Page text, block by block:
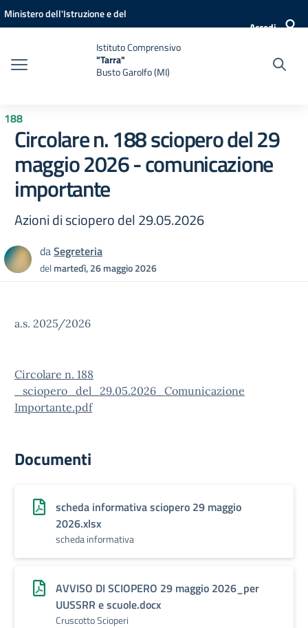
Vai ai contenuti
Vai al menu di navigazione
Vai al footer
Ministero dell'Istruzione e del
Accedi
Istituto Comprensivo
"Tarra"
Busto Garolfo (MI)
188
Circolare n. 188 sciopero del 29
maggio 2026 - comunicazione
importante
Azioni di sciopero del 29.05.2026
daSegreteria
delmartedì, 26 maggio 2026
a.s. 2025/2026
Circolare n. 188
_sciopero_del_29.05.2026_Comunicazione
Importante.pdf
Documenti
scheda informativa sciopero 29 maggio
2026.xlsx
scheda informativa
AVVISO DI SCIOPERO 29 maggio 2026_per
UUSSRR e scuole.docx
Cruscotto Scioperi